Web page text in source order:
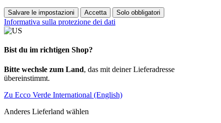
Salvare le impostazioni Accetta Solo obbligatori
Informativa sulla protezione dei dati
Bist du im richtigen Shop?
Bitte wechsle zum Land, das mit deiner Lieferadresse
übereinstimmt.
Zu Ecco Verde International (English)
Anderes Lieferland wählen